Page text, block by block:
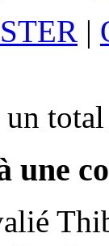
|
une